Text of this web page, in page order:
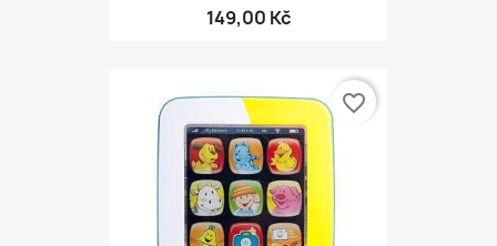
149,00 Kč
favorite_border